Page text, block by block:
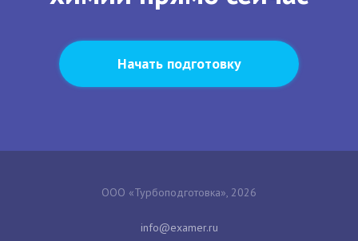
Начать подготовку
ООО «Турбоподготовка», 2026